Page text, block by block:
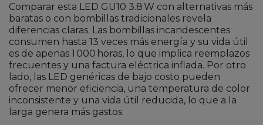
Comparar esta LED GU10 3.8 W con alternativas más
baratas o con bombillas tradicionales revela
diferencias claras. Las bombillas incandescentes
consumen hasta 13 veces más energía y su vida útil
es de apenas 1 000 horas, lo que implica reemplazos
frecuentes y una factura eléctrica inflada. Por otro
lado, las LED genéricas de bajo costo pueden
ofrecer menor eficiencia, una temperatura de color
inconsistente y una vida útil reducida, lo que a la
larga genera más gastos.